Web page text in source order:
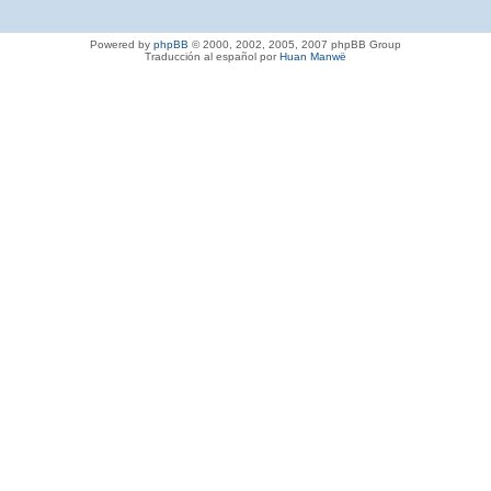
Powered by phpBB © 2000, 2002, 2005, 2007 phpBB Group
Traducción al español porHuan Manwë